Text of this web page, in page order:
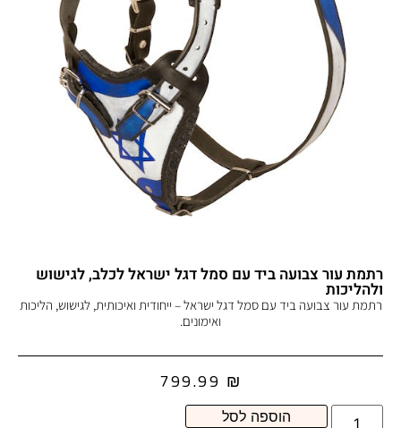
רתמת עור צבועה ביד עם סמל דגל ישראל לכלב, לגישוש
ולהליכות
רתמת עור צבועה ביד עם סמל דגל ישראל – ייחודית ואיכותית, לגישוש, הליכות
ואימונים.
799.99 ₪
הוספה לסל